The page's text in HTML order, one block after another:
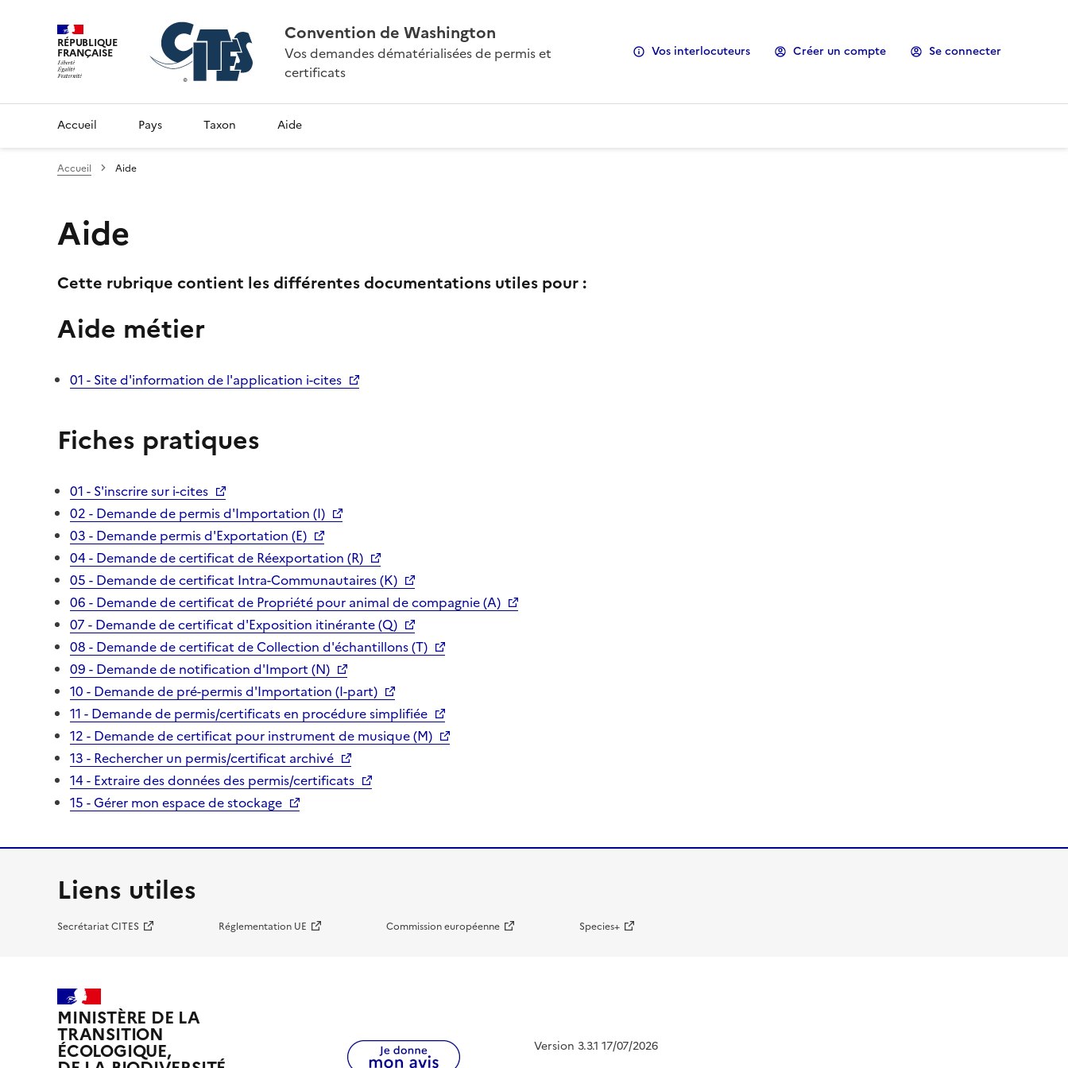
RÉPUBLIQUE
FRANÇAISE
Convention de Washington
Vos demandes dématérialisées de permis et
certificats
Vos interlocuteurs Créer un compte Se connecter
Accueil Pays Taxon Aide
Accueil Aide
Aide
Cette rubrique contient les différentes documentations utiles pour :
Aide métier
01 - Site d'information de l'application i-cites
Fiches pratiques
01 - S'inscrire sur i-cites
02 - Demande de permis d'Importation (I)
03 - Demande permis d'Exportation (E)
04 - Demande de certificat de Réexportation (R)
05 - Demande de certificat Intra-Communautaires (K)
06 - Demande de certificat de Propriété pour animal de compagnie (A)
07 - Demande de certificat d'Exposition itinérante (Q)
08 - Demande de certificat de Collection d'échantillons (T)
09 - Demande de notification d'Import (N)
10 - Demande de pré-permis d'Importation (I-part)
11 - Demande de permis/certificats en procédure simplifiée
12 - Demande de certificat pour instrument de musique (M)
13 - Rechercher un permis/certificat archivé
14 - Extraire des données des permis/certificats
15 - Gérer mon espace de stockage
Liens utiles
Secrétariat CITES Réglementation UE Commission européenne Species+
MINISTÈRE DE LA
TRANSITION
ÉCOLOGIQUE, Version 3.3.1 17/07/2026